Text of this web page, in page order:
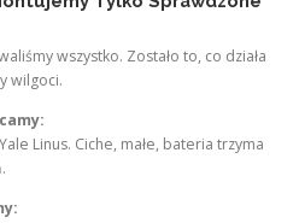
wszystko. Zostało to, co działa
wilgoci.
Linus. Ciche, małe, bateria trzyma